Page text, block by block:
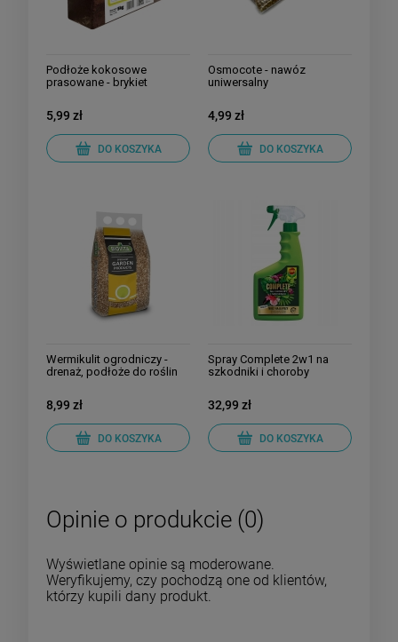
Podłoże kokosowe
prasowane - brykiet
5,99 zł
DO KOSZYKA
Osmocote - nawóz
uniwersalny
4,99 zł
DO KOSZYKA
Wermikulit ogrodniczy -
drenaż, podłoże do roślin
8,99 zł
DO KOSZYKA
Spray Complete 2w1 na
szkodniki i choroby
32,99 zł
DO KOSZYKA
Opinie o produkcie (0)
Wyświetlane opinie są moderowane.
Weryfikujemy, czy pochodzą one od klientów,
którzy kupili dany produkt.